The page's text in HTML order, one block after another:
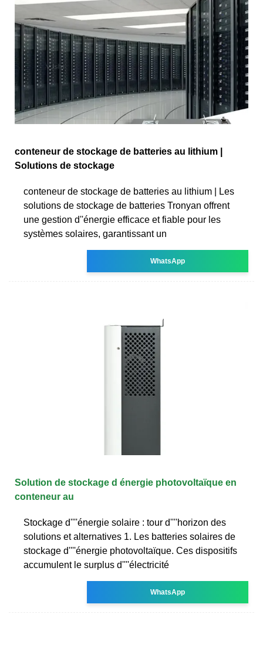
conteneur de stockage de batteries au lithium |
Solutions de stockage
conteneur de stockage de batteries au lithium | Les
solutions de stockage de batteries Tronyan offrent
une gestion d''énergie efficace et fiable pour les
systèmes solaires, garantissant un
WhatsApp
Solution de stockage d énergie photovoltaïque en
conteneur au
Stockage d''''énergie solaire : tour d''''horizon des
solutions et alternatives 1. Les batteries solaires de
stockage d''''énergie photovoltaïque. Ces dispositifs
accumulent le surplus d''''électricité
WhatsApp